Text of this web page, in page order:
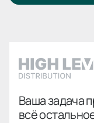
Ваша задача
всё